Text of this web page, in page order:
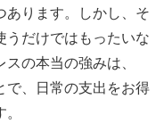
あります。しかし、そ
うだけではもったいな
の本当の強みは、
で、日常の支出をお得